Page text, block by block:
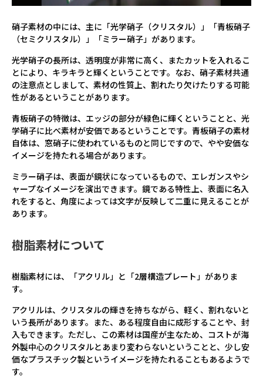
硝子素材の中には、主に「光学硝子（クリスタル）」「青板硝子
（セミクリスタル）」「ミラー硝子」があります。
光学硝子の長所は、透明度が非常に高く、またカットを入れるこ
とにより、キラキラと輝くということです。なお、硝子素材共通
の注意点としまして、素材の性質上、割れたり欠けたりする可能
性があるということがあります。
青板硝子の特徴は、エッジの部分が緑色に輝くということと、光
学硝子に比べ素材が安価であるということです。青板硝子の素材
自体は、窓硝子に使われているものと同じですので、やや安価な
イメージを持たれる場合があります。
ミラー硝子は、表面が鏡状になっているもので、エレガンスやシ
ャープなイメージを演出できます。鏡である特性上、表面に名入
れをすると、角度によっては文字が反映して二重に見えることが
あります。
樹脂素材について
樹脂素材には、「アクリル」と「2層構造プレート」がありま
す。
アクリルは、クリスタルの輝きを持ちながら、軽く、割れないと
いう長所があります。また、ある程度自由に成形することや、封
入もできます。ただし、この素材は国産が主なため、コストが海
外製中心のクリスタルとあまり変わらないということと、少し安
価なプラスチック製というイメージを持たれることもあるようで
す。